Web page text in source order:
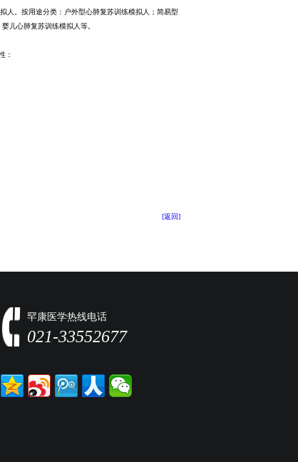
。按用途分类：户外型心肺复苏训练模拟人；简易型
儿心肺复苏训练模拟人等。
：
[返回]
罕康医学热线电话
021-33552677